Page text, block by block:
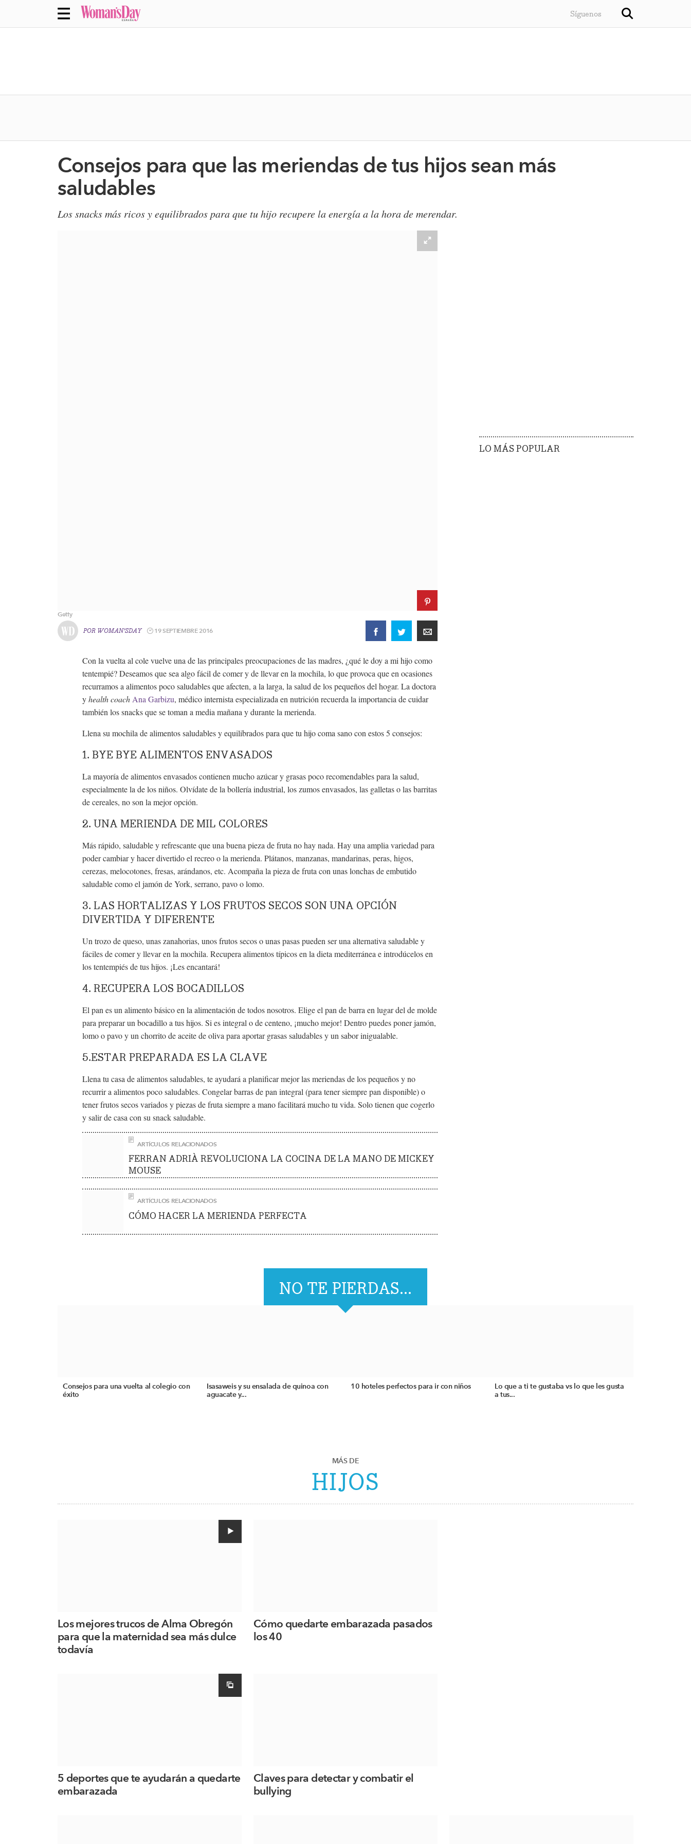
Síguenos
Consejos para que las meriendas de tus hijos sean más
saludables
Los snacks más ricos y equilibrados para que tu hijo recupere la energía a la hora de merendar.
LO MÁS POPULAR
Getty
POR WOMAN'SDAY 19 SEPTIEMBRE 2016
Con la vuelta al cole vuelve una de las principales preocupaciones de las madres, ¿qué le doy a mi hijo como
tentempié? Deseamos que sea algo fácil de comer y de llevar en la mochila, lo que provoca que en ocasiones
recurramos a alimentos poco saludables que afecten, a la larga, la salud de los pequeños del hogar. La doctora
yhealth coach Ana Garbizu, médico internista especializada en nutrición recuerda la importancia de cuidar
también los snacks que se toman a media mañana y durante la merienda.
Llena su mochila de alimentos saludables y equilibrados para que tu hijo coma sano con estos 5 consejos:
1. BYE BYE ALIMENTOS ENVASADOS
La mayoría de alimentos envasados contienen mucho azúcar y grasas poco recomendables para la salud,
especialmente la de los niños. Olvídate de la bollería industrial, los zumos envasados, las galletas o las barritas
de cereales, no son la mejor opción.
2. UNA MERIENDA DE MIL COLORES
Más rápido, saludable y refrescante que una buena pieza de fruta no hay nada. Hay una amplia variedad para
poder cambiar y hacer divertido el recreo o la merienda. Plátanos, manzanas, mandarinas, peras, higos,
cerezas, melocotones, fresas, arándanos, etc. Acompaña la pieza de fruta con unas lonchas de embutido
saludable como el jamón de York, serrano, pavo o lomo.
3. LAS HORTALIZAS Y LOS FRUTOS SECOS SON UNA OPCIÓN
DIVERTIDA Y DIFERENTE
Un trozo de queso, unas zanahorias, unos frutos secos o unas pasas pueden ser una alternativa saludable y
fáciles de comer y llevar en la mochila. Recupera alimentos típicos en la dieta mediterránea e introdúcelos en
los tentempiés de tus hijos. ¡Les encantará!
4. RECUPERA LOS BOCADILLOS
El pan es un alimento básico en la alimentación de todos nosotros. Elige el pan de barra en lugar del de molde
para preparar un bocadillo a tus hijos. Si es integral o de centeno, ¡mucho mejor! Dentro puedes poner jamón,
lomo o pavo y un chorrito de aceite de oliva para aportar grasas saludables y un sabor inigualable.
5.ESTAR PREPARADA ES LA CLAVE
Llena tu casa de alimentos saludables, te ayudará a planificar mejor las meriendas de los pequeños y no
recurrir a alimentos poco saludables. Congelar barras de pan integral (para tener siempre pan disponible) o
tener frutos secos variados y piezas de fruta siempre a mano facilitará mucho tu vida. Solo tienen que cogerlo
y salir de casa con su snack saludable.
ARTÍCULOS RELACIONADOS
FERRAN ADRIÀ REVOLUCIONA LA COCINA DE LA MANO DE MICKEY
MOUSE
ARTÍCULOS RELACIONADOS
CÓMO HACER LA MERIENDA PERFECTA
NO TE PIERDAS...
Consejos para una vuelta al colegio con
éxito
Isasaweis y su ensalada de quinoa con
aguacate y...
10 hoteles perfectos para ir con niños
Lo que a ti te gustaba vs lo que les gusta
a tus...
MÁS DE
HIJOS
Los mejores trucos de Alma Obregón
para que la maternidad sea más dulce
todavía
Cómo quedarte embarazada pasados
los 40
5 deportes que te ayudarán a quedarte
embarazada
Claves para detectar y combatir el
bullying